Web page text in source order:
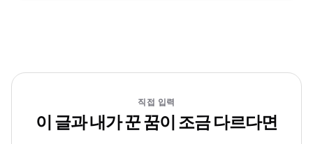
직접 입력
이 글과 내가 꾼 꿈이 조금 다르다면